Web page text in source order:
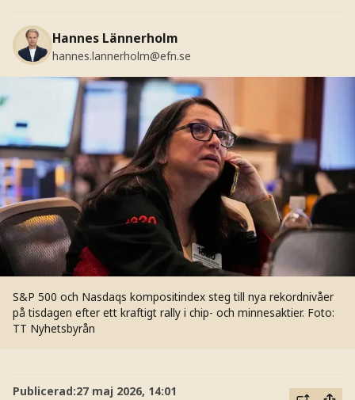
Hannes Lännerholm
hannes.lannerholm@efn.se
S&P 500 och Nasdaqs kompositindex steg till nya rekordnivåer
på tisdagen efter ett kraftigt rally i chip- och minnesaktier. Foto:
TT Nyhetsbyrån
Publicerad:27 maj 2026, 14:01